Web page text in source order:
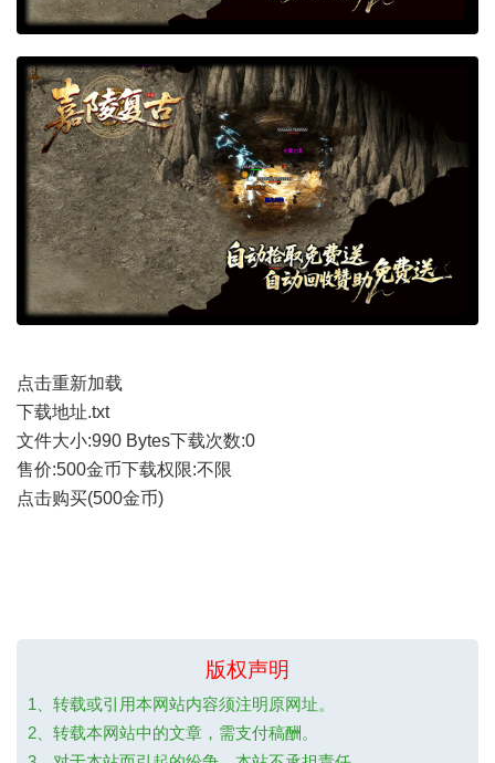
点击重新加载
下载地址.txt
文件大小:990 Bytes 下载次数:0
售价:500金币 下载权限:不限
点击购买(500金币)
版权声明
1、转载或引用本网站内容须注明原网址。
2、转载本网站中的文章，需支付稿酬。